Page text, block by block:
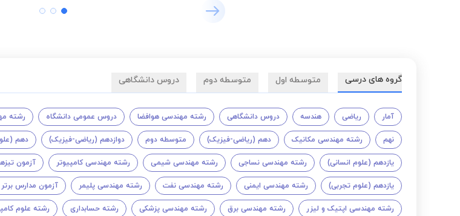
گروه های درسی متوسطه اول متوسطه دوم دروس دانشگاهی
آمار ریاضی هندسه دروس دانشگاهی رشته مهندسی هوافضا دروس عمومی دانشگاه رشته
نهم رشته مهندسی مکانیک دهم (ریاضی-فیزیک) متوسطه دوم دوازدهم (ریاضی-فیزیک) دهم
یازدهم (علوم انسانی) رشته مهندسی نساجی رشته مهندسی شیمی رشته مهندسی کامپیوتر آزمون
یازدهم (علوم تجربی) رشته مهندسی ایمنی رشته مهندسی نفت رشته مهندسی پلیمر آزمون مدارس
رشته مهندسی اپتیک و لیزر رشته مهندسی برق رشته مهندسی پزشکی رشته حسابداری رشته علوم